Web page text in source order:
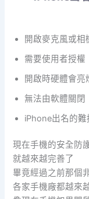
開啟麥克風或相
需要使用者授權
開啟時硬體會亮
無法由軟體關閉
iPhone出名的難
現在手機的安全防
就越來越完善了
畢竟經過之前那個
各家手機廠都越來